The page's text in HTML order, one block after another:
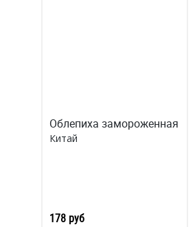
Облепиха замороженная
Китай
178 руб